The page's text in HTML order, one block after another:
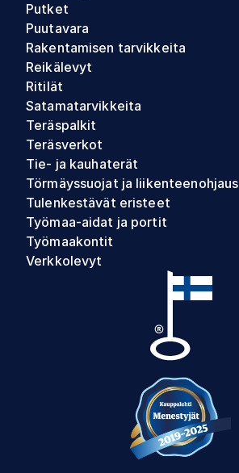
Putket
Puutavara
Rakentamisen tarvikkeita
Reikälevyt
Ritilät
Satamatarvikkeita
Teräspalkit
Teräsverkot
Tie- ja kauhaterät
Törmäyssuojat ja liikenteenohjaus
Tulenkestävät eristeet
Työmaa-aidat ja portit
Työmaakontit
Verkkolevyt